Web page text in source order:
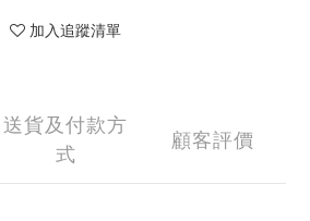
加入追蹤清單
送貨及付款方
式
顧客評價